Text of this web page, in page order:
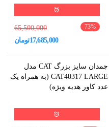
73%
65,500,000
17,685,000تومان
چمدان سایز بزرگ CAT مدل
CAT40317 LARGE (به همراه یک
عدد کاور هدیه ویژه)